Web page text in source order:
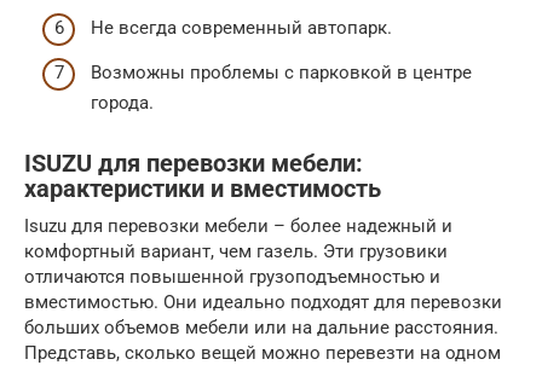
Не всегда современный автопарк.
Возможны проблемы с парковкой в центре
города.
ISUZU для перевозки мебели:
характеристики и вместимость
Isuzu для перевозки мебели – более надежный и
комфортный вариант, чем газель. Эти грузовики
отличаются повышенной грузоподъемностью и
вместимостью. Они идеально подходят для перевозки
больших объемов мебели или на дальние расстояния.
Представь, сколько вещей можно перевезти на одном